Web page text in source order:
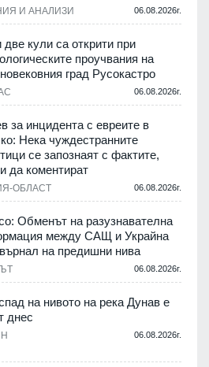
И АНАЛИЗИ 06.08.2026г.
две кули са открити при
проучвания на
град Русокастро
06.08.2026г.
за инцидента с евреите в
Нека чуждестранните
се запознаят с фактите,
да коментират
ОБЛАСТ 06.08.2026г.
Обменът на разузнавателна
между САЩ и Украйна
на предишни нива
06.08.2026г.
на нивото на река Дунав е
днес
06.08.2026г.